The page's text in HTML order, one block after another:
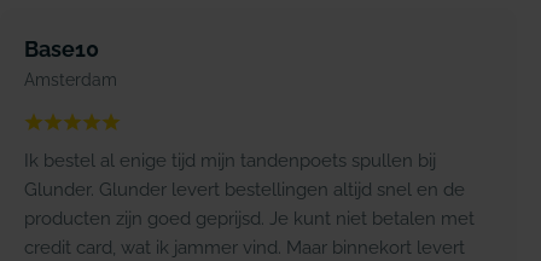
Base10
Amsterdam
Ik bestel al enige tijd mijn tandenpoets spullen bij
Glunder. Glunder levert bestellingen altijd snel en de
producten zijn goed geprijsd. Je kunt niet betalen met
credit card, wat ik jammer vind. Maar binnekort levert